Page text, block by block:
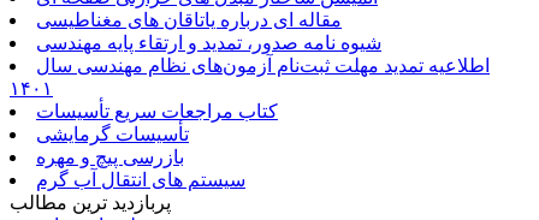
مقاله ای درباره یاتاقان های مغناطیسی
شیوه نامه صدور، تمدید و ارتقاء پایه مهندسی
اطلاعیه تمدید مهلت ثبت‌نام آزمون‌های نظام مهندسی سال
۱۴۰۱
کتاب مراجعات سریع تأسیسات
تأسیسات گرمایشی
بازرسی پیچ و مهره
سیستم های انتقال آب گرم
پربازدید ترین مطالب